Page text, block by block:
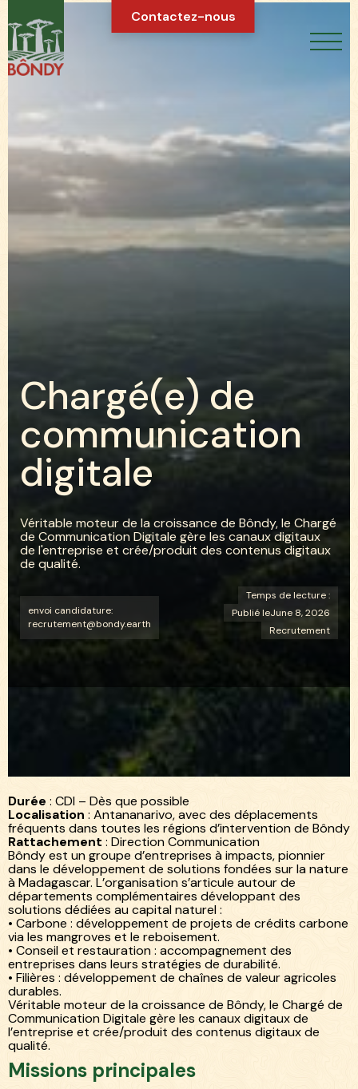
Contactez-nous
Chargé(e) de
communication
digitale
Véritable moteur de la croissance de Bôndy, le Chargé
de Communication Digitale gère les canaux digitaux
de l'entreprise et crée/produit des contenus digitaux
de qualité.
Temps de lecture :
Publié leJune 8, 2026
Recrutement
envoi candidature:
recrutement@bondy.earth
Chargé(e) de communication
digitale
Durée : CDI – Dès que possible
Localisation : Antananarivo, avec des déplacements
fréquents dans toutes les régions d’intervention de Bôndy
Rattachement : Direction Communication
Bôndy est un groupe d’entreprises à impacts, pionnier
dans le développement de solutions fondées sur la nature
à Madagascar. L’organisation s’articule autour de
départements complémentaires développant des
solutions dédiées au capital naturel :
• Carbone : développement de projets de crédits carbone
via les mangroves et le reboisement.
• Conseil et restauration : accompagnement des
entreprises dans leurs stratégies de durabilité.
• Filières : développement de chaînes de valeur agricoles
durables.
Véritable moteur de la croissance de Bôndy, le Chargé de
Communication Digitale gère les canaux digitaux de
l’entreprise et crée/produit des contenus digitaux de
qualité.
Missions principales